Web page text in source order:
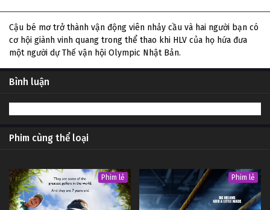
Cậu bé mơ trở thành vận động viên nhảy cầu và hai người bạn có
cơ hội giành vinh quang trong thể thao khi HLV của họ hứa đưa
một người dự Thế vận hội Olympic Nhật Bản.
Bình luận
Phim cùng thể loại
Phim lẻ Phim lẻ